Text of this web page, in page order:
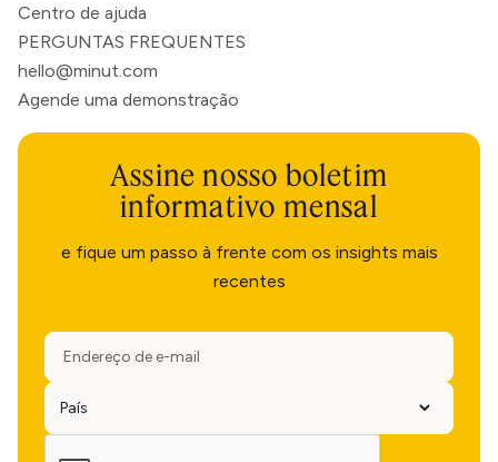
Centro de ajuda
PERGUNTAS FREQUENTES
hello@minut.com
Agende uma demonstração
Assine nosso boletim
informativo mensal
e fique um passo à frente com os insights mais
recentes